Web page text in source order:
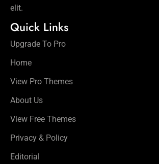
elit.
Quick Links
Upgrade To Pro
Home
View Pro Themes
About Us
View Free Themes
Privacy & Policy
Editorial